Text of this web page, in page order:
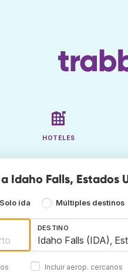
HOTELES
Idaho Falls, Estados
Solo ida Múltiples destinos
DESTINO
Incluir aerop. cercanos